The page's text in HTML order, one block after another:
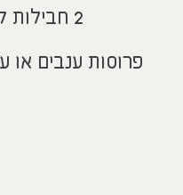
2 חבילות קרם מסקרפונה (קרם! לא גבינה)
פרוסות ענבים או